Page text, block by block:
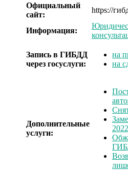
Официальный
сайт:
https://
Информация:
Запись в ГИБДД
через госуслуги:
на
на
Дополнительные
услуги: